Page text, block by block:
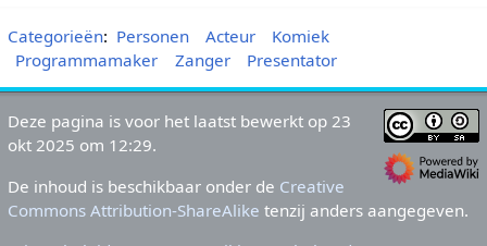
Categorieën: Personen Acteur
Komiek
Programmamaker
Zanger Presentator
Deze pagina is voor het laatst bewerkt op 23
okt 2025 om 12:29.
De inhoud is beschikbaar onder de Creative
Commons Attribution-ShareAlike tenzij anders aangegeven.